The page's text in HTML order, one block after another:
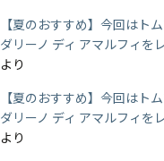
【夏のおすすめ】今回はト
ダリーノ ディ アマルフィを
より
【夏のおすすめ】今回はト
ダリーノ ディ アマルフィを
より